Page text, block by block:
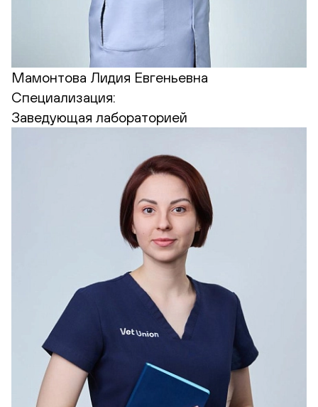
Мамонтова Лидия Евгеньевна
Специализация:
Заведующая лабораторией